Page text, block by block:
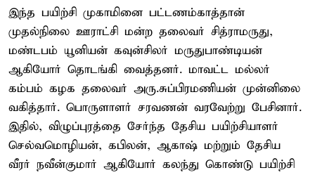
இந்த பயிற்சி முகாமினை பட்டணம்காத்தான்
முதல்நிலை ஊராட்சி மன்ற தலைவர் சித்ராமருது,
மண்டபம் யூனியன் கவுன்சிலர் மருதுபாண்டியன்
ஆகியோர் தொடங்கி வைத்தனர். மாவட்ட மல்லர்
கம்பம் கழக தலைவர் அரு.சுப்பிரமணியன் முன்னிலை
வகித்தார். பொருளாளர் சரவணன் வரவேற்று பேசினார்.
இதில், விழுப்புரத்தை சேர்ந்த தேசிய பயிற்சியாளர்
செல்வமொழியன், கபிலன், ஆகாஷ் மற்றும் தேசிய
வீரர் நவீன்குமார் ஆகியோர் கலந்து கொண்டு பயிற்சி